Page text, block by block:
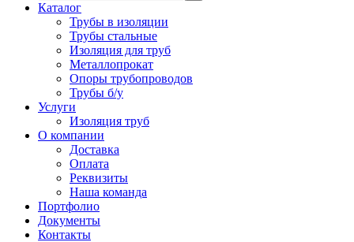
Каталог
Трубы в изоляции
Трубы стальные
Изоляция для труб
Металлопрокат
Опоры трубопроводов
Трубы б/у
Услуги
Изоляция труб
О компании
Доставка
Оплата
Реквизиты
Наша команда
Портфолио
Документы
Контакты